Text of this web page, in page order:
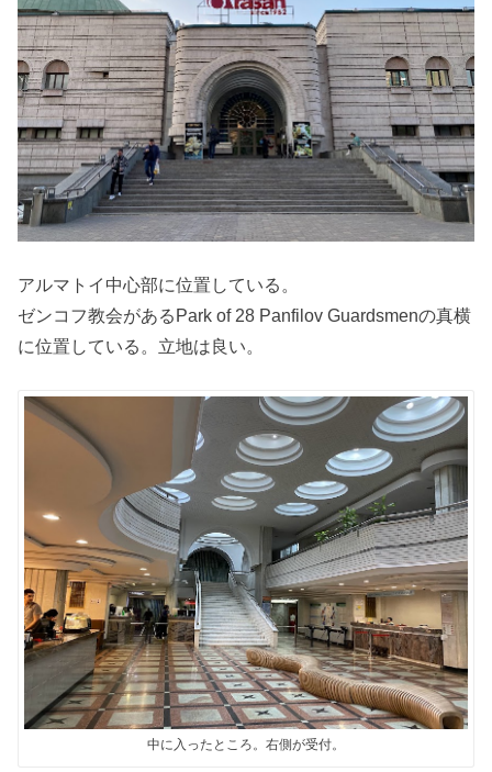
アルマトイ中心部に位置している。
ゼンコフ教会があるPark of 28 Panfilov Guardsmenの真横
に位置している。立地は良い。
中に入ったところ。右側が受付。